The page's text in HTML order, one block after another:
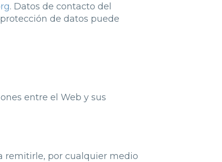
. Datos de contacto del
de datos puede
entre el Web y sus
remitirle, por cualquier medio